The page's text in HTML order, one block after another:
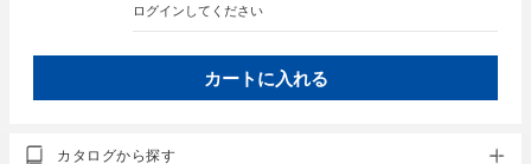
ログイン してください
カートに入れる
カタログから探す